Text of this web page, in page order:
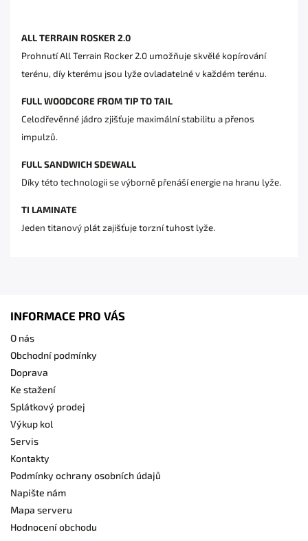
ALL TERRAIN ROSKER 2.0
Prohnutí All Terrain Rocker 2.0 umožňuje skvělé kopírování
terénu, díy kterému jsou lyže ovladatelné v každém terénu.
FULL WOODCORE FROM TIP TO TAIL
Celodřevěnné jádro zjišťuje maximální stabilitu a přenos
impulzů.
FULL SANDWICH SDEWALL
Díky této technologii se výborně přenáší energie na hranu lyže.
TI LAMINATE
Jeden titanový plát zajišťuje torzní tuhost lyže.
INFORMACE PRO VÁS
O nás
Obchodní podmínky
Doprava
Ke stažení
Splátkový prodej
Výkup kol
Servis
Kontakty
Podmínky ochrany osobních údajů
Napište nám
Mapa serveru
Hodnocení obchodu